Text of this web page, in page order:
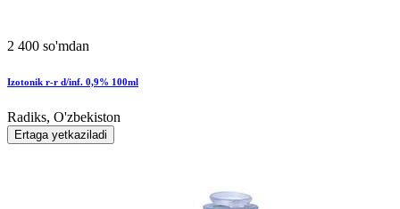
2 400 so'mdan
Izotonik r-r d/inf. 0,9% 100ml
Radiks, O'zbekiston
Ertaga yetkaziladi